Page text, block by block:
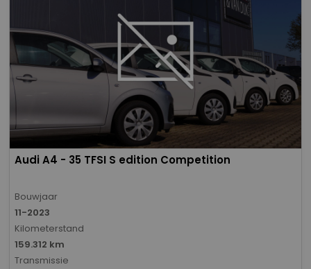
Audi A4 - 35 TFSI S edition Competition
Bouwjaar
11-2023
Kilometerstand
159.312 km
Transmissie